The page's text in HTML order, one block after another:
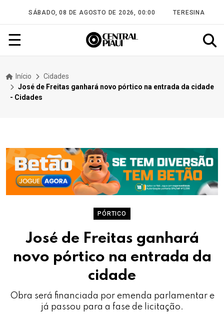
SÁBADO, 08 DE AGOSTO DE 2026, 00:00 TERESINA
☰
Início
Cidades
José de Freitas ganhará novo pórtico na entrada da cidade
- Cidades
PÓRTICO
José de Freitas ganhará
novo pórtico na entrada da
cidade
Obra será financiada por emenda parlamentar e
já passou para a fase de licitação.